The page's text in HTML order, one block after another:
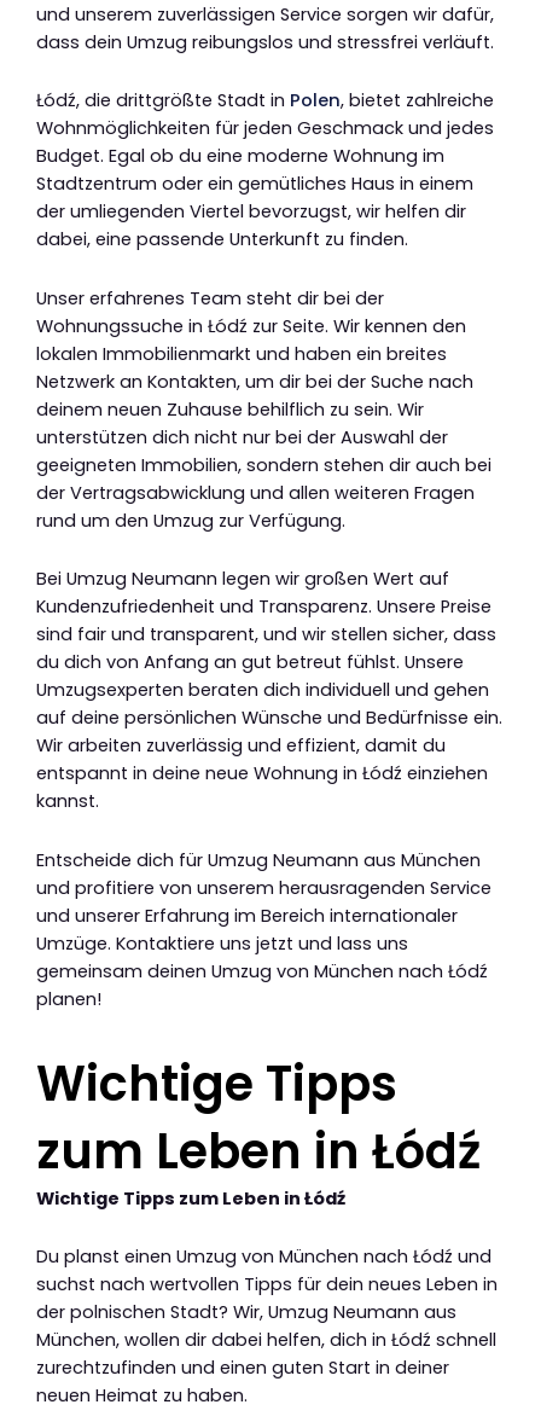
und unserem zuverlässigen Service sorgen wir dafür,
dass dein Umzug reibungslos und stressfrei verläuft.
Łódź, die drittgrößte Stadt in Polen, bietet zahlreiche
Wohnmöglichkeiten für jeden Geschmack und jedes
Budget. Egal ob du eine moderne Wohnung im
Stadtzentrum oder ein gemütliches Haus in einem
der umliegenden Viertel bevorzugst, wir helfen dir
dabei, eine passende Unterkunft zu finden.
Unser erfahrenes Team steht dir bei der
Wohnungssuche in Łódź zur Seite. Wir kennen den
lokalen Immobilienmarkt und haben ein breites
Netzwerk an Kontakten, um dir bei der Suche nach
deinem neuen Zuhause behilflich zu sein. Wir
unterstützen dich nicht nur bei der Auswahl der
geeigneten Immobilien, sondern stehen dir auch bei
der Vertragsabwicklung und allen weiteren Fragen
rund um den Umzug zur Verfügung.
Bei Umzug Neumann legen wir großen Wert auf
Kundenzufriedenheit und Transparenz. Unsere Preise
sind fair und transparent, und wir stellen sicher, dass
du dich von Anfang an gut betreut fühlst. Unsere
Umzugsexperten beraten dich individuell und gehen
auf deine persönlichen Wünsche und Bedürfnisse ein.
Wir arbeiten zuverlässig und effizient, damit du
entspannt in deine neue Wohnung in Łódź einziehen
kannst.
Entscheide dich für Umzug Neumann aus München
und profitiere von unserem herausragenden Service
und unserer Erfahrung im Bereich internationaler
Umzüge. Kontaktiere uns jetzt und lass uns
gemeinsam deinen Umzug von München nach Łódź
planen!
Wichtige Tipps
zum Leben in Łódź
Wichtige Tipps zum Leben in Łódź
Du planst einen Umzug von München nach Łódź und
suchst nach wertvollen Tipps für dein neues Leben in
der polnischen Stadt? Wir, Umzug Neumann aus
München, wollen dir dabei helfen, dich in Łódź schnell
zurechtzufinden und einen guten Start in deiner
neuen Heimat zu haben.